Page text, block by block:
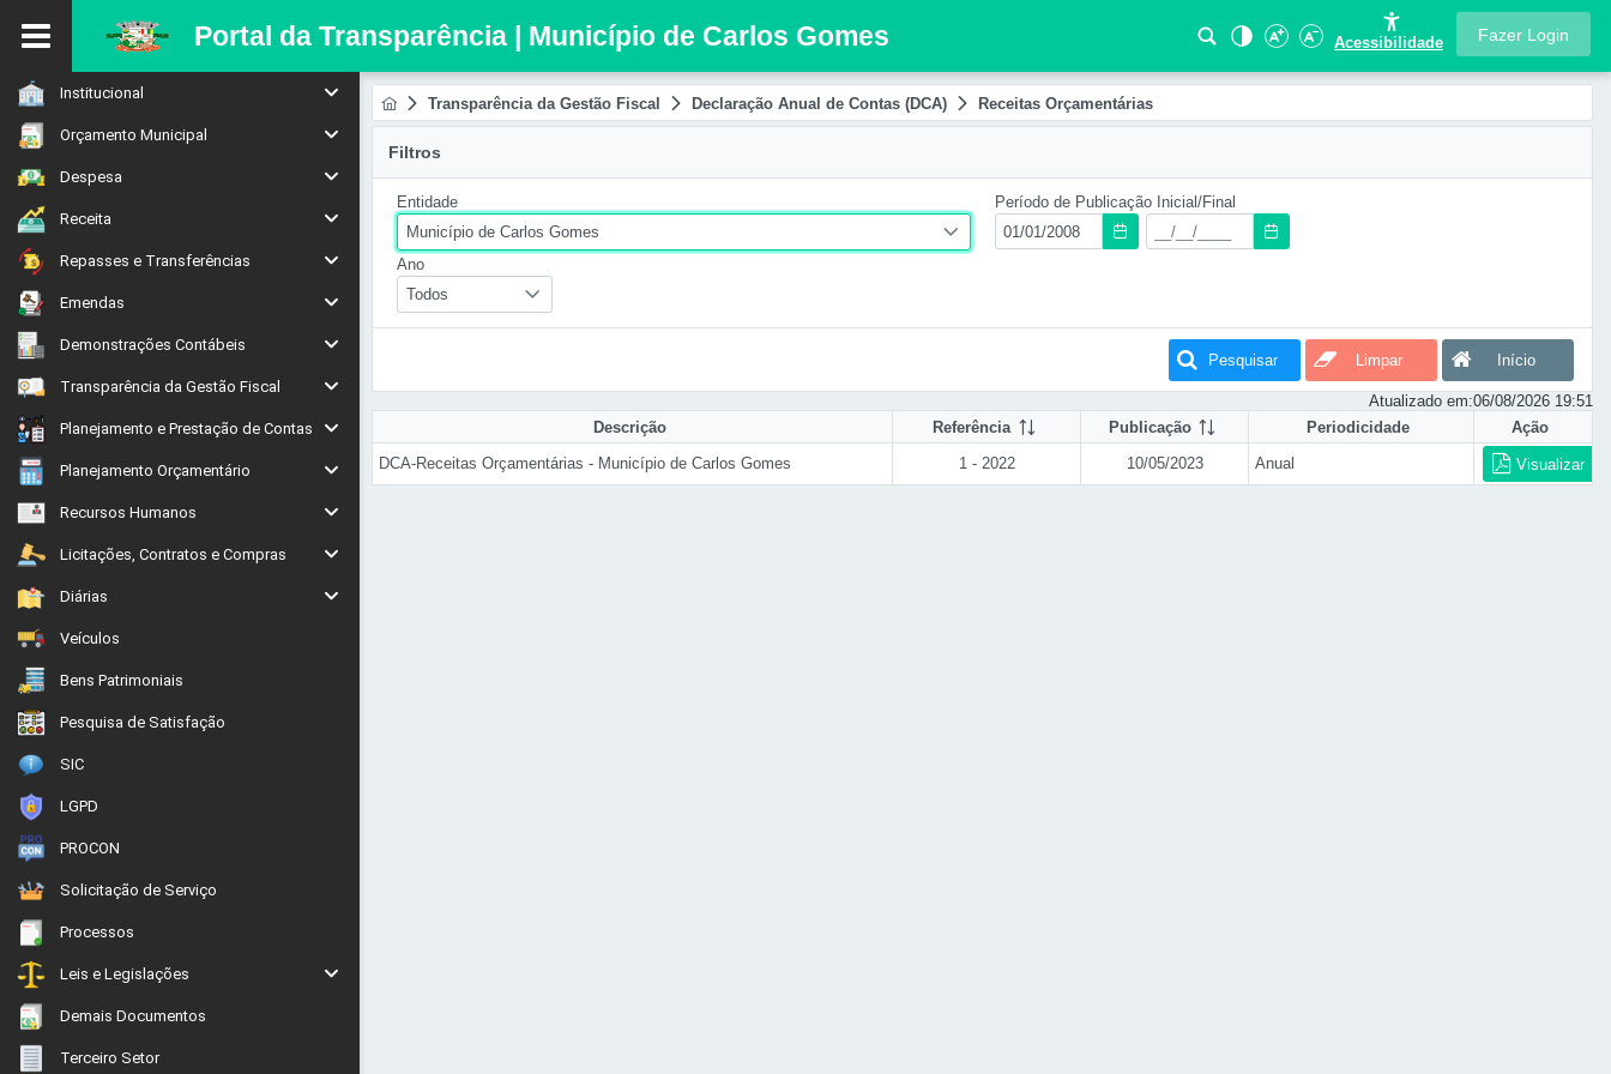
Portal da Transparência | Município de Carlos Gomes Acessibilidade Fazer Login
Institucional
Orçamento Municipal
Despesa
Receita
Repasses e Transferências
Emendas
Demonstrações Contábeis
Transparência da Gestão Fiscal
Planejamento e Prestação de Contas
Planejamento Orçamentário
Recursos Humanos
Licitações, Contratos e Compras
Diárias
Veículos
Bens Patrimoniais
Pesquisa de Satisfação
SIC
LGPD
PROCON
Solicitação de Serviço
Processos
Leis e Legislações
Demais Documentos
Terceiro Setor
Transparência da Gestão Fiscal Declaração Anual de Contas (DCA) Receitas Orçamentárias
Filtros
Entidade
Município de Carlos Gomes
Período de Publicação Inicial/Final
Ano
Todos
Pesquisar Limpar Início
Atualizado em:06/08/2026 19:51
Descrição
Referência Publicação Periodicidade
Ação
DCA-Receitas Orçamentárias - Município de Carlos Gomes
1 - 2022 10/05/2023 Anual Visualizar